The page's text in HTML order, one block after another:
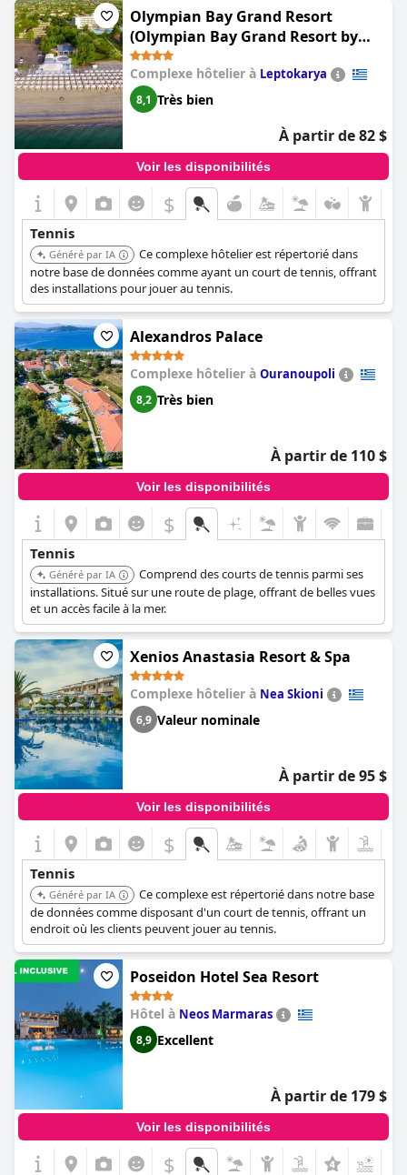
Olympian Bay Grand Resort
(Olympian Bay Grand Resort by
Anayia All Inclusive Resorts)
Complexe hôtelier à Leptokarya
8,1 Très bien
À partir de 82 $
Voir les disponibilités
$
Tennis
Généré par IA
Ce complexe hôtelier est répertorié dans
notre base de données comme ayant un court de tennis, offrant
des installations pour jouer au tennis.
Alexandros Palace
Complexe hôtelier à Ouranoupoli
8,2 Très bien
À partir de 110 $
Voir les disponibilités
$
Tennis
Généré par IA
Comprend des courts de tennis parmi ses
installations. Situé sur une route de plage, offrant de belles vues
et un accès facile à la mer.
Xenios Anastasia Resort & Spa
Complexe hôtelier à Nea Skioni
6,9 Valeur nominale
À partir de 95 $
Voir les disponibilités
$
Tennis
Généré par IA
Ce complexe est répertorié dans notre base
de données comme disposant d'un court de tennis, offrant un
endroit où les clients peuvent jouer au tennis.
Poseidon Hotel Sea Resort
Hôtel à Neos Marmaras
8,9 Excellent
À partir de 179 $
Voir les disponibilités
$